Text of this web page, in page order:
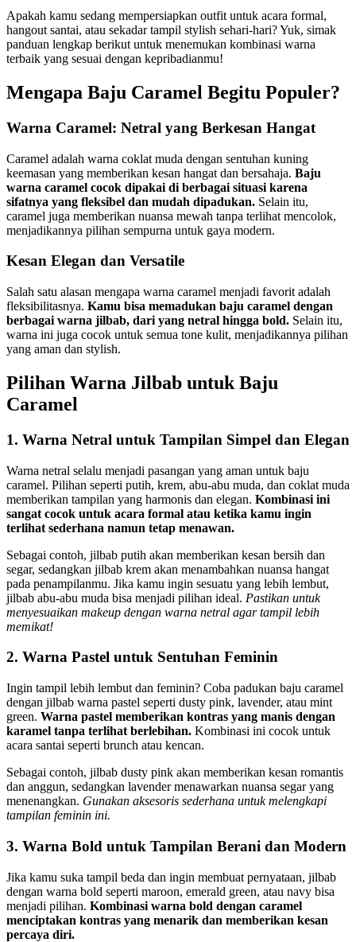
Apakah kamu sedang mempersiapkan outfit untuk acara formal,
hangout santai, atau sekadar tampil stylish sehari-hari? Yuk, simak
panduan lengkap berikut untuk menemukan kombinasi warna
terbaik yang sesuai dengan kepribadianmu!
Mengapa Baju Caramel Begitu Populer?
Warna Caramel: Netral yang Berkesan Hangat
Caramel adalah warna coklat muda dengan sentuhan kuning
keemasan yang memberikan kesan hangat dan bersahaja. Baju
warna caramel cocok dipakai di berbagai situasi karena
sifatnya yang fleksibel dan mudah dipadukan. Selain itu,
caramel juga memberikan nuansa mewah tanpa terlihat mencolok,
menjadikannya pilihan sempurna untuk gaya modern.
Kesan Elegan dan Versatile
Salah satu alasan mengapa warna caramel menjadi favorit adalah
fleksibilitasnya. Kamu bisa memadukan baju caramel dengan
berbagai warna jilbab, dari yang netral hingga bold. Selain itu,
warna ini juga cocok untuk semua tone kulit, menjadikannya pilihan
yang aman dan stylish.
Pilihan Warna Jilbab untuk Baju
Caramel
1. Warna Netral untuk Tampilan Simpel dan Elegan
Warna netral selalu menjadi pasangan yang aman untuk baju
caramel. Pilihan seperti putih, krem, abu-abu muda, dan coklat muda
memberikan tampilan yang harmonis dan elegan. Kombinasi ini
sangat cocok untuk acara formal atau ketika kamu ingin
terlihat sederhana namun tetap menawan.
Sebagai contoh, jilbab putih akan memberikan kesan bersih dan
segar, sedangkan jilbab krem akan menambahkan nuansa hangat
pada penampilanmu. Jika kamu ingin sesuatu yang lebih lembut,
jilbab abu-abu muda bisa menjadi pilihan ideal. Pastikan untuk
menyesuaikan makeup dengan warna netral agar tampil lebih
memikat!
2. Warna Pastel untuk Sentuhan Feminin
Ingin tampil lebih lembut dan feminin? Coba padukan baju caramel
dengan jilbab warna pastel seperti dusty pink, lavender, atau mint
green. Warna pastel memberikan kontras yang manis dengan
karamel tanpa terlihat berlebihan. Kombinasi ini cocok untuk
acara santai seperti brunch atau kencan.
Sebagai contoh, jilbab dusty pink akan memberikan kesan romantis
dan anggun, sedangkan lavender menawarkan nuansa segar yang
menenangkan. Gunakan aksesoris sederhana untuk melengkapi
tampilan feminin ini.
3. Warna Bold untuk Tampilan Berani dan Modern
Jika kamu suka tampil beda dan ingin membuat pernyataan, jilbab
dengan warna bold seperti maroon, emerald green, atau navy bisa
menjadi pilihan. Kombinasi warna bold dengan caramel
menciptakan kontras yang menarik dan memberikan kesan
percaya diri.